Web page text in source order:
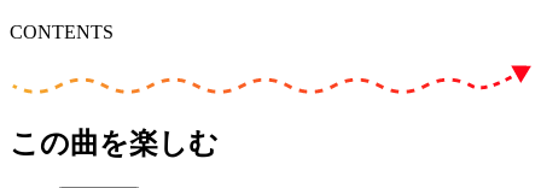
CONTENTS
この曲を楽しむ